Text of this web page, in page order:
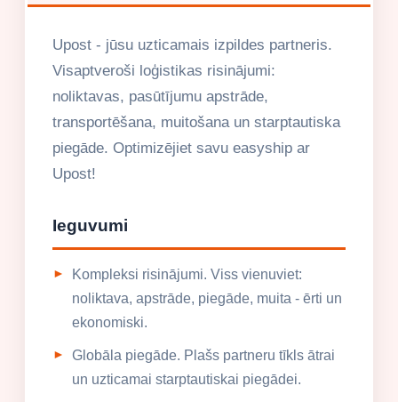
Upost - jūsu uzticamais izpildes partneris.
Visaptveroši loģistikas risinājumi:
noliktavas, pasūtījumu apstrāde,
transportēšana, muitošana un starptautiska
piegāde. Optimizējiet savu easyship ar
Upost!
Ieguvumi
Kompleksi risinājumi. Viss vienuviet:
noliktava, apstrāde, piegāde, muita - ērti un
ekonomiski.
Globāla piegāde. Plašs partneru tīkls ātrai
un uzticamai starptautiskai piegādei.